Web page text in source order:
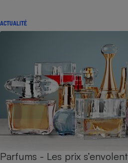
ACTUALITÉ
Parfums - Les prix s’envolent